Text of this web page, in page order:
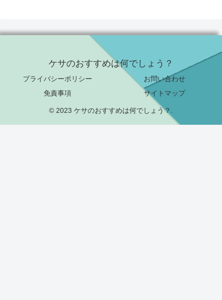
ケサのおすすめは何でしょう？
プライバシーポリシー
お問い合わせ
免責事項
サイトマップ
© 2023 ケサのおすすめは何でしょう？.